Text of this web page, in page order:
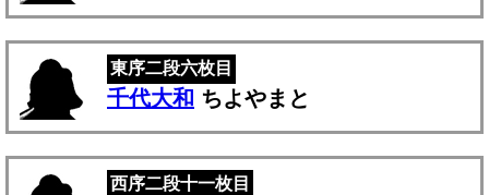
東序二段六枚目
千代大和 ちよやまと
西序二段十一枚目